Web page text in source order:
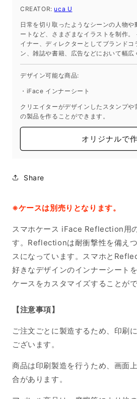
の
量
を
減
ら
す
の
量
を
増
や
す
CREATOR: uca U
日常を切り取ったようなシーンの人物
ートなど、さまざまなイラストを制作
イナー、ディレクターとしてブランドコ
ン、雑誌や書籍、広告などにおいて幅広
デザイン可能な商品:
・iFace インナーシート
クリエイターがデザインしたスタンプ
の製品を作ることができます。
オリジナルで
Share
※ケースは別売りとなります。
スマホケース iFace Reflection用
す。Reflectionは耐衝撃性を備え
スになっています。スマホと
好きなデザインのインナーシート
ケースをカスタマイズすることがで
【注意事項】
ご注文ごとに製造するため、印刷
ございます。
商品は印刷製造を行うため、画面
合があります。